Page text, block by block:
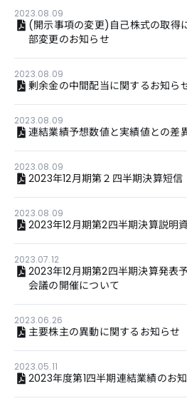
2023.08.09
(開示事項の変更)自己株式の取得
部変更のお知らせ
2023.08.09
剰余金の中間配当に関するお知ら
2023.08.09
連結業績予想数値と実績値との差
2023.08.09
2023年12月期第２四半期決算短信
2023.08.09
2023年12月期第2四半期決算説明
2023.07.12
2023年12月期第2四半期決算発表
会議の開催について
2023.06.26
主要株主の異動に関するお知らせ
2023.05.11
2023年度第1四半期連結業績のお